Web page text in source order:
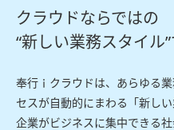
クラウドならではの
“新しい業務スタイル
奉行ｉクラウドは、あらゆる
セスが自動的にまわる「新し
企業がビジネスに集中できる社